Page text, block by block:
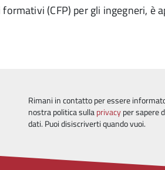
(CFP) per gli ingegneri, è
Rimani in contatto per essere
nostra politica sullaprivacyper sapere
dati. Puoi disiscriverti quando vuoi.